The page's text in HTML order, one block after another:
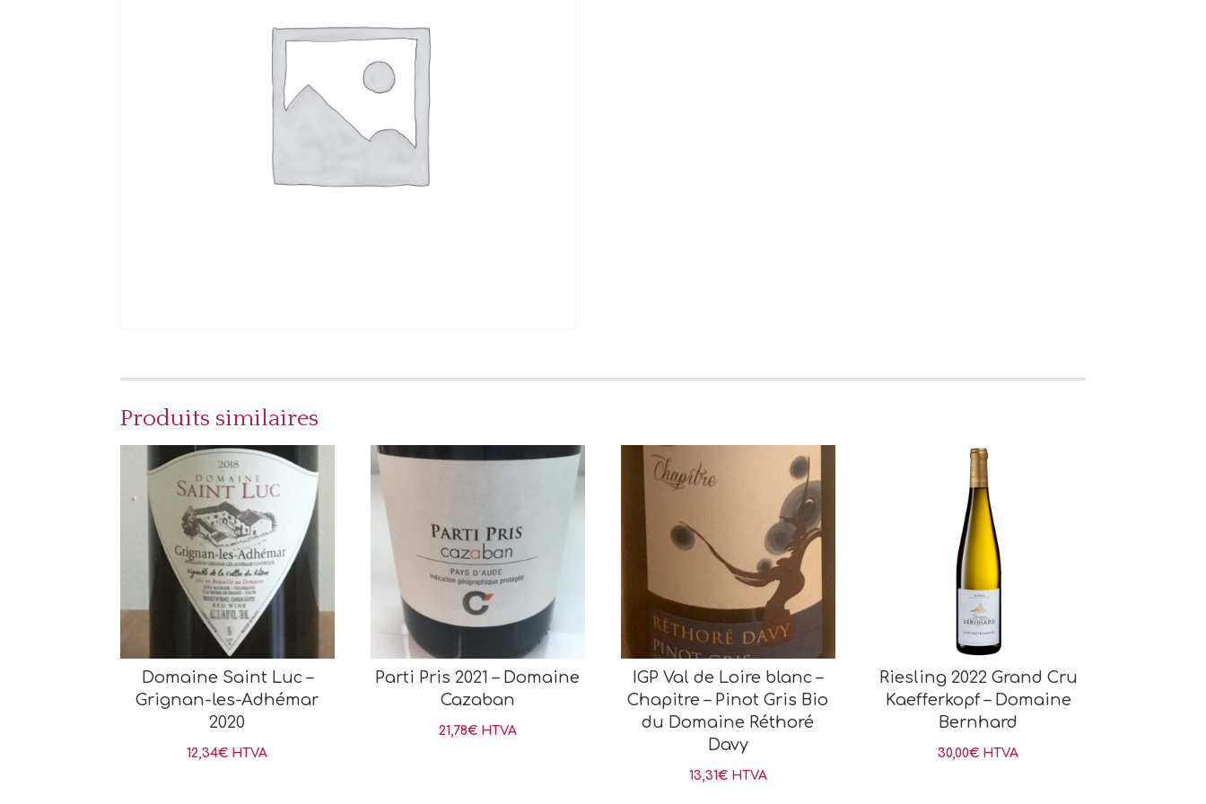
Produits similaires
Domaine Saint Luc –
Grignan-les-Adhémar
2020
12,34€ HTVA
Parti Pris 2021 – Domaine
Cazaban
21,78€ HTVA
IGP Val de Loire blanc –
Chapitre – Pinot Gris Bio
du Domaine Réthoré
Davy
13,31€ HTVA
Riesling 2022 Grand Cru
Kaefferkopf – Domaine
Bernhard
30,00€ HTVA